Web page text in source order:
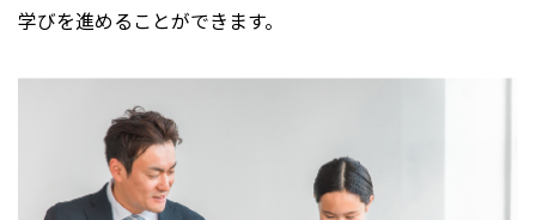
学びを進めることができます。